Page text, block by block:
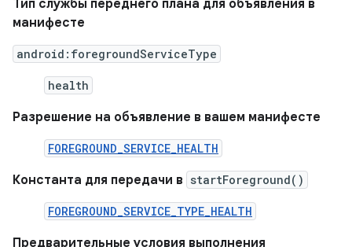
Тип службы переднего плана для объявления в
манифесте
android:foregroundServiceType
health
Разрешение на объявление в вашем манифесте
FOREGROUND_SERVICE_HEALTH
Константа для передачи в startForeground()
FOREGROUND_SERVICE_TYPE_HEALTH
Предварительные условия выполнения